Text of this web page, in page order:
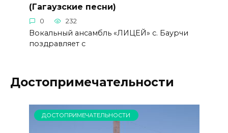
(Гагаузские песни)
0 232
Вокальный ансамбль «ЛИЦЕЙ» с. Баурчи
поздравляет с
Достопримечательности
ДОСТОПРИМЕЧАТЕЛЬНОСТИ